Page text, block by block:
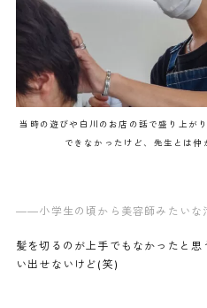
当時の遊びや白川のお店の話で盛り上が
できなかったけど、先生とは
——小学生の頃から美容師みたいな
髪を切るのが上手でもなかったと
い出せないけど(笑)